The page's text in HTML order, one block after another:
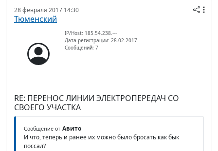
28 февраля 2017 14:30
Тюменский
IP/Host: 185.54.238.---
Дата регистрации: 28.02.2017
Сообщений: 7
RE: ПЕРЕНОС ЛИНИИ ЭЛЕКТРОПЕРЕДАЧ СО
СВОЕГО УЧАСТКА
Сообщение от Авито
И что, теперь и ранее их можно было бросать как бык
поссал?